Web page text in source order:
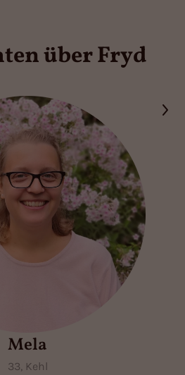
über Fryd
Mela
33, Kehl